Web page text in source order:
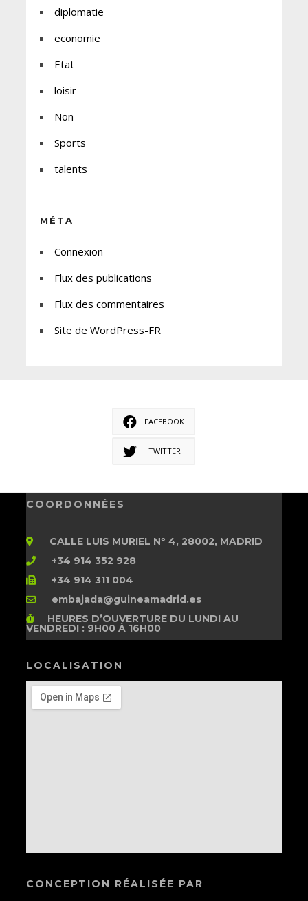
diplomatie
economie
Etat
loisir
Non
Sports
talents
MÉTA
Connexion
Flux des publications
Flux des commentaires
Site de WordPress-FR
FACEBOOK
TWITTER
COORDONNÉES
CALLE LUIS MURIEL Nº 4, 28002, MADRID
+34 914 352 928
+34 914 311 004
embajada@guineamadrid.es
HEURES D’OUVERTUREDU LUNDI AU
VENDREDI : 9H00 À 16H00
LOCALISATION
CONCEPTION RÉALISÉE PAR